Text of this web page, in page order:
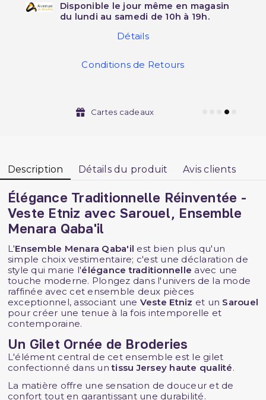
Disponible le jour même en magasin
du lundi au samedi de 10h à 19h.
Détails
Conditions de Retours
Cartes cadeaux
Description Détails du produit Avis clients
Élégance Traditionnelle Réinventée -
Veste Etniz avec Sarouel, Ensemble
Menara Qaba'il
L'Ensemble Menara Qaba'il est bien plus qu'un
simple choix vestimentaire; c'est une déclaration de
style qui marie l'élégance traditionnelle avec une
touche moderne. Plongez dans l'univers de la mode
raffinée avec cet ensemble deux pièces
exceptionnel, associant une Veste Etniz et un Sarouel
pour créer une tenue à la fois intemporelle et
contemporaine.
Un Gilet Ornée de Broderies
L'élément central de cet ensemble est le gilet
confectionné dans untissu Jersey haute qualité.
La matière offre une sensation de douceur et de
confort tout en garantissant une durabilité.